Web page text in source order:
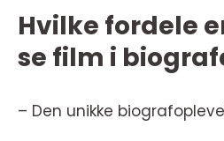
Hvilke fordele
se film i
– Den unikke